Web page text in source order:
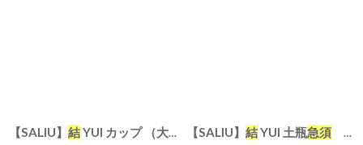
【SALIU】 結YUI カップ （大） 白 墨 桜 湯呑み 湯飲み Mat White Black Pink 【SALIU】 結YUI 土瓶急須